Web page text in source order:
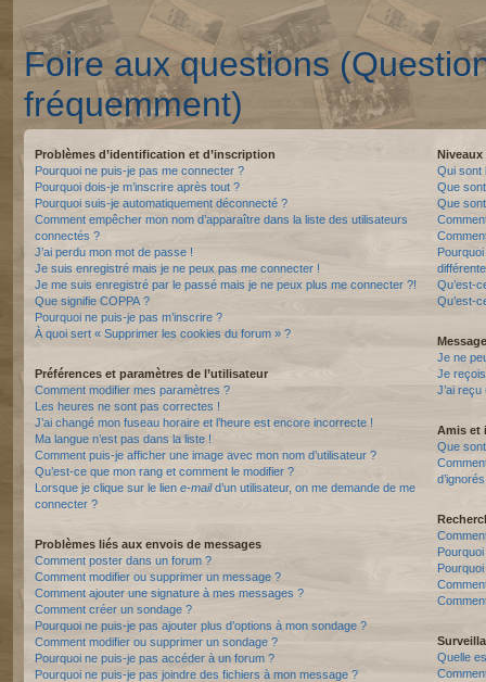
Foire aux questions
fréquemment)
Problèmes d’identification et d’inscription
Pourquoi ne puis-je pas me connecter ?
Pourquoi dois-je m’inscrire après tout ?
Pourquoi suis-je automatiquement déconnecté ?
Comment empêcher mon nom d’apparaître dans la liste des utilisateurs
connectés ?
J’ai perdu mon mot de passe !
Je suis enregistré mais je ne peux pas me connecter !
Je me suis enregistré par le passé mais je ne peux plus me connecter ?!
Que signifie COPPA ?
Pourquoi ne puis-je pas m’inscrire ?
À quoi sert « Supprimer les cookies du forum » ?
Préférences et paramètres de l’utilisateur
Comment modifier mes paramètres ?
Les heures ne sont pas correctes !
J’ai changé mon fuseau horaire et l’heure est encore incorrecte !
Ma langue n’est pas dans la liste !
Comment puis-je afficher une image avec mon nom d’utilisateur ?
Qu’est-ce que mon rang et comment le modifier ?
Lorsque je clique sur le lien e-maild’un utilisateur, on me demande de me
connecter ?
Problèmes liés aux envois de messages
Comment poster dans un forum ?
Comment modifier ou supprimer un message ?
Comment ajouter une signature à mes messages ?
Comment créer un sondage ?
Pourquoi ne puis-je pas ajouter plus d’options à mon sondage ?
Comment modifier ou supprimer un sondage ?
Pourquoi ne puis-je pas accéder à un forum ?
Pourquoi ne puis-je pas joindre des fichiers à mon message ?
Niveaux
Qui sont
Que
Que
Qu’est-
Qu’est-
Je ne
Je
J’ai
Amis et
Que
Quelle